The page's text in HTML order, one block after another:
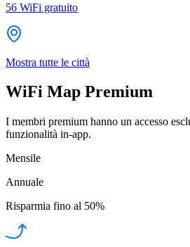
56 WiFi gratuito
Mostra tutte le città
WiFi Map Premium
I membri premium hanno un accesso
funzionalità in-app.
Mensile
Annuale
Risparmia fino al 50%